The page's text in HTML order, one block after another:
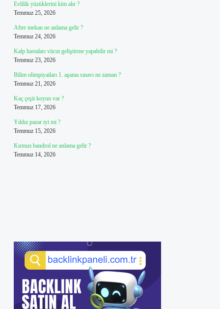
Evlilik yüzüklerini kim alır ?
Temmuz 25, 2026
After mekan ne anlama gelir ?
Temmuz 24, 2026
Kalp hastaları vücut geliştirme yapabilir mi ?
Temmuz 23, 2026
Bilim olimpiyatları 1. aşama sınavı ne zaman ?
Temmuz 21, 2026
Kaç çeşit koyun var ?
Temmuz 17, 2026
Yıldız pazar iyi mi ?
Temmuz 15, 2026
Kırmızı bandrol ne anlama gelir ?
Temmuz 14, 2026